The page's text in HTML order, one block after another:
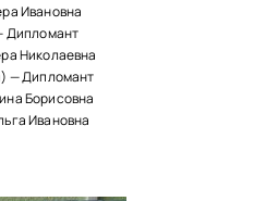
Ивановна
Дипломант
Николаевна
— Дипломант
Борисовна
Ивановна